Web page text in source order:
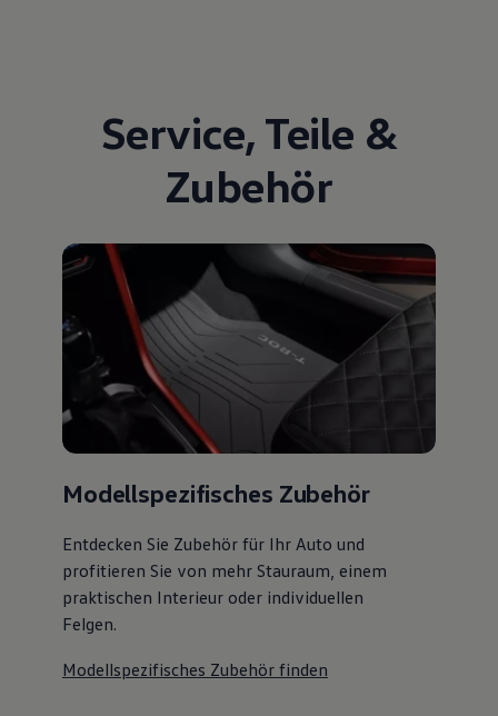
Service, Teile &
Zubehör
Modellspezifisches Zubehör
Entdecken Sie Zubehör für Ihr Auto und
profitieren Sie von mehr Stauraum, einem
praktischen Interieur oder individuellen
Felgen.
Modellspezifisches Zubehör finden